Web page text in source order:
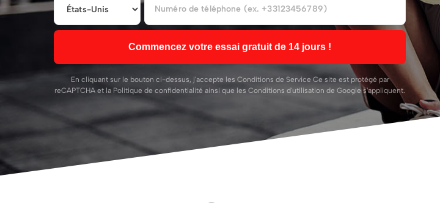
Commencez votre essai gratuit de 14 jours !
En cliquant sur le bouton ci-dessus, j'accepte les Conditions de ServiceCe site est protégé par
reCAPTCHA et la Politique de confidentialité ainsi que les Conditions d'utilisation de Google s'appliquent.